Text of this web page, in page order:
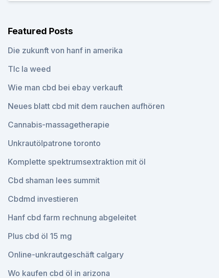
Featured Posts
Die zukunft von hanf in amerika
Tlc la weed
Wie man cbd bei ebay verkauft
Neues blatt cbd mit dem rauchen aufhören
Cannabis-massagetherapie
Unkrautölpatrone toronto
Komplette spektrumsextraktion mit öl
Cbd shaman lees summit
Cbdmd investieren
Hanf cbd farm rechnung abgeleitet
Plus cbd öl 15 mg
Online-unkrautgeschäft calgary
Wo kaufen cbd öl in arizona